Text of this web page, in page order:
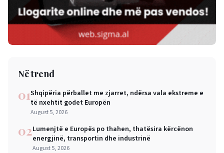
Në trend
01Shqipëria përballet me zjarret, ndërsa vala ekstreme e
të nxehtit godet Europën
August 5, 2026
02Lumenjtë e Europës po thahen, thatësira kërcënon
energjinë, transportin dhe industrinë
August 5, 2026